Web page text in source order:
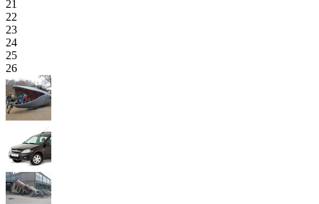
21
22
23
24
25
26